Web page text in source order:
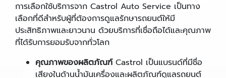
การเลือกใช้บริการจาก Castrol Auto Service เป็นทาง
เลือกที่ดีสำหรับผู้ที่ต้องการดูแลรักษารถยนต์ให้มี
ประสิทธิภาพและยาวนาน ด้วยบริการที่เชื่อถือได้และคุณภาพ
ที่ได้รับการยอมรับจากทั่วโลก
คุณภาพของผลิตภัณฑ์ Castrol เป็นแบรนด์ที่มีชื่อ
เสียงในด้านน้ำมันเครื่องและผลิตภัณฑ์ดูแลรถยนต์